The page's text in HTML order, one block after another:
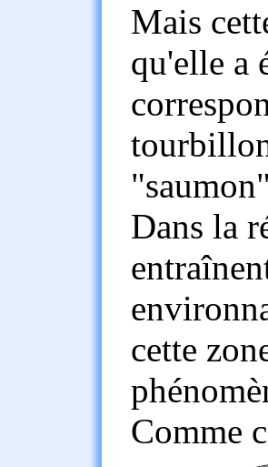
Mais
qu'elle a
Dans la
cette
Comme